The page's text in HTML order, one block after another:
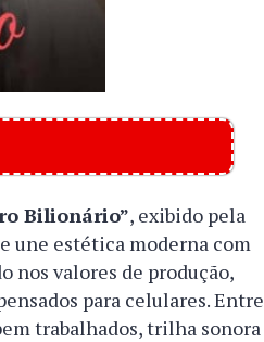
Bilionário”, exibido pela
une estética moderna com
nos valores de produção,
para celulares. Entre
trabalhados, trilha sonora